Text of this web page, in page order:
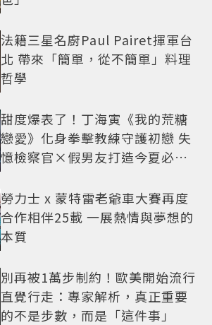
法籍三星名廚Paul Pairet揮軍台
北 帶來「簡單，從不簡單」料理
哲學
甜度爆表了！丁海寅《我的荒糖
戀愛》化身拳擊教練守護初戀 失
憶檢察官×假男友打造今夏必看
勞力士 x 蒙特雷老爺車大賽再度
合作相伴25載 一展熱情與夢想的
本質
別再被1萬步制約！歐美開始流行
直覺行走：專家解析，真正重要
的不是步數，而是「這件事」